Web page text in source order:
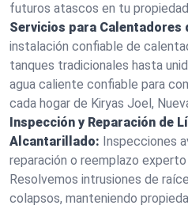
futuros atascos en tu
Servicios para Calentadores
instalación confiable de
tanques tradicionales hasta
agua caliente confiable para
cada hogar de Kiryas Joel,
Inspección y Reparación de
Alcantarillado: Inspecciones
reparación o reemplazo
Resolvemos intrusiones de
colapsos, manteniendo